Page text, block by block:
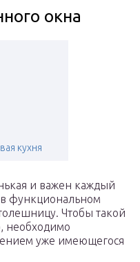
окна
кухня
и важен каждый
в функциональном
Чтобы такой
необходимо
уже имеющегося